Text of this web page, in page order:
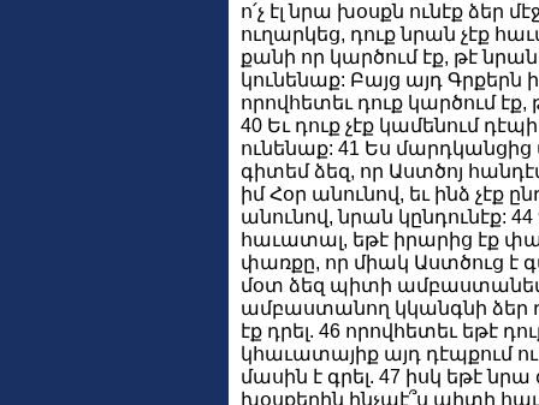
ո՛չ էլ նրա խօսքն ունէք ձեր
ուղարկեց, դուք նրան չէք
քանի որ կարծում էք, թէ
կունենաք: Բայց այդ Գրքերն
որովհետեւ դուք կարծում
40 Եւ դուք չէք կամենում
ունենաք: 41 Ես մարդկանցից
գիտեմ ձեզ, որ Աստծոյ
իմ Հօր անունով, եւ ինձ չէք
անունով, նրան կընդունէք:
հաւատալ, եթէ իրարից էք
փառքը, որ միակ Աստծուց է
մօտ ձեզ պիտի ամբաստանեմ.
ամբաստանող կկանգնի ձեր
էք դրել. 46 որովհետեւ եթէ
կհաւատայիք այդ դէպքում
մասին է գրել. 47 իսկ եթէ
խօսքերին ինչպէ՞ս պիտի